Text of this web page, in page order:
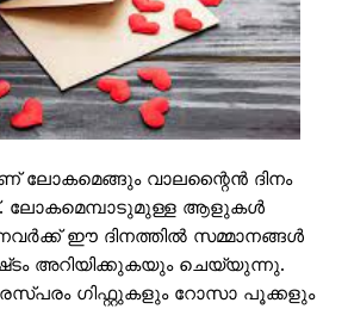
ലോകമെങ്ങും വാലന്റൈൻ ദിനം
ലോകമെമ്പാടുമുള്ള ആളുകൾ
ഈ ദിനത്തിൽ സമ്മാനങ്ങൾ
അറിയിക്കുകയും ചെയ്യുന്നു.
ഗിഫ്റ്റുകളും റോസാ പൂക്കളും